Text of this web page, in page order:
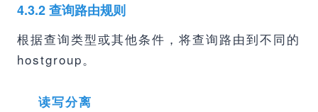
4.3.2 查询路由规则
根据查询类型或其他条件，将查询路由到不同的
hostgroup。
读写分离